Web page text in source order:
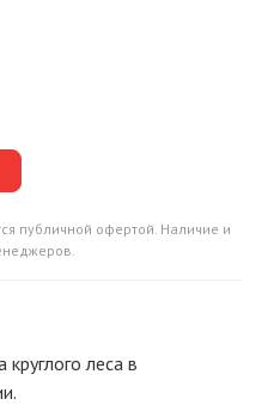
публичной офертой. Наличие и
леса в